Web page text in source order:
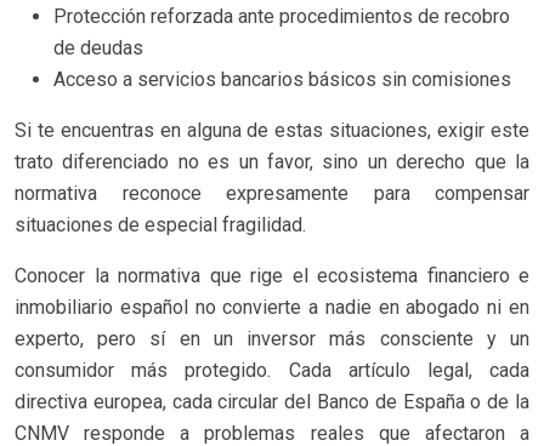
Protección reforzada ante procedimientos de recobro
de deudas
Acceso a servicios bancarios básicos sin comisiones
Si te encuentras en alguna de estas situaciones, exigir este
trato diferenciado no es un favor, sino un derecho que la
normativa reconoce expresamente para compensar
situaciones de especial fragilidad.
Conocer la normativa que rige el ecosistema financiero e
inmobiliario español no convierte a nadie en abogado ni en
experto, pero sí en un inversor más consciente y un
consumidor más protegido. Cada artículo legal, cada
directiva europea, cada circular del Banco de España o de la
CNMV responde a problemas reales que afectaron a